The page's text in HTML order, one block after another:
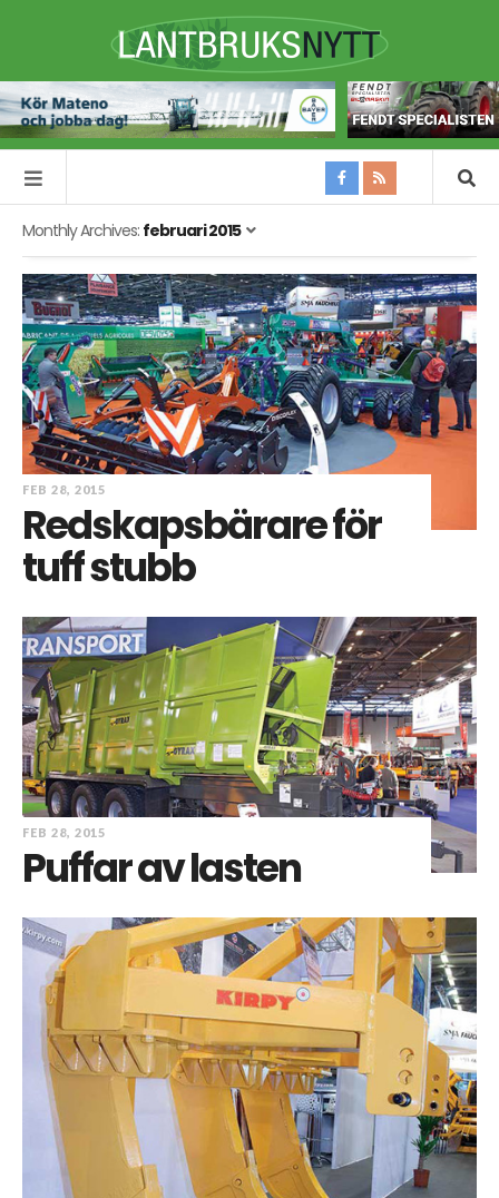
Monthly Archives: februari 2015
FEB 28, 2015
Redskapsbärare för
tuff stubb
FEB 28, 2015
Puffar av lasten